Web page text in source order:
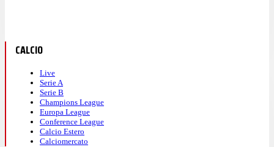
CALCIO
Live
Serie A
Serie B
Champions League
Europa League
Conference League
Calcio Estero
Calciomercato